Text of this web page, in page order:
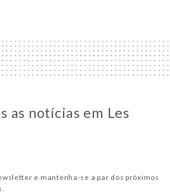
as notícias em Les
e mantenha-se a par dos próximos